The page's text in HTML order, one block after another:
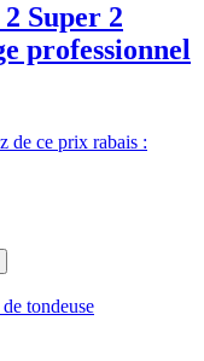
Super 2
professionnel
de ce prix rabais :